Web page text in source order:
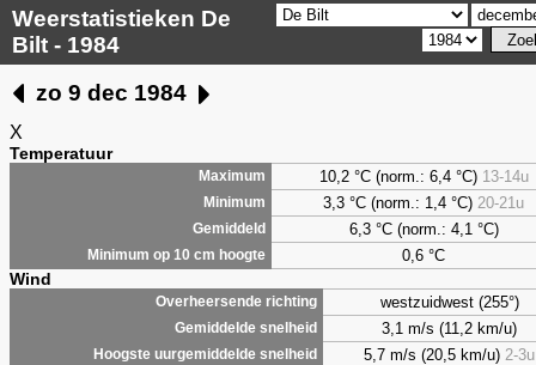
Weerstatistieken De
Bilt - 1984
zo 9 dec 1984
X
Temperatuur
Maximum 10,2 °C (norm.: 6,4 °C) 13-14u
Minimum 3,3 °C (norm.: 1,4 °C) 20-21u
Gemiddeld 6,3°C (norm.: 4,1 °C)
Minimum op 10 cm hoogte 0,6 °C
Wind
Overheersende richting westzuidwest (255°)
Gemiddelde snelheid 3,1 m/s (11,2 km/u)
Hoogste uurgemiddelde snelheid 5,7 m/s (20,5 km/u) 2-3u